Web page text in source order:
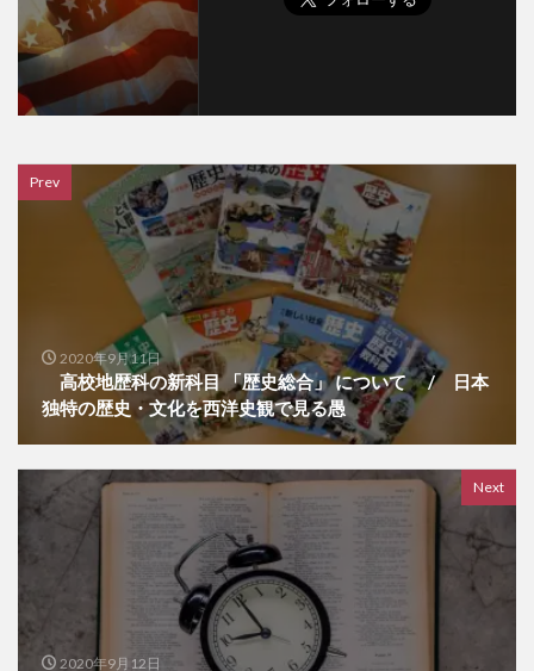
Prev
2020年9月11日
高校地歴科の新科目 「歴史総合」 について / 日本
独特の歴史・文化を西洋史観で見る愚
Next
2020年9月12日